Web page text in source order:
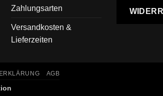
Zahlungsarten
Versandkosten &
Lieferzeiten
AGB